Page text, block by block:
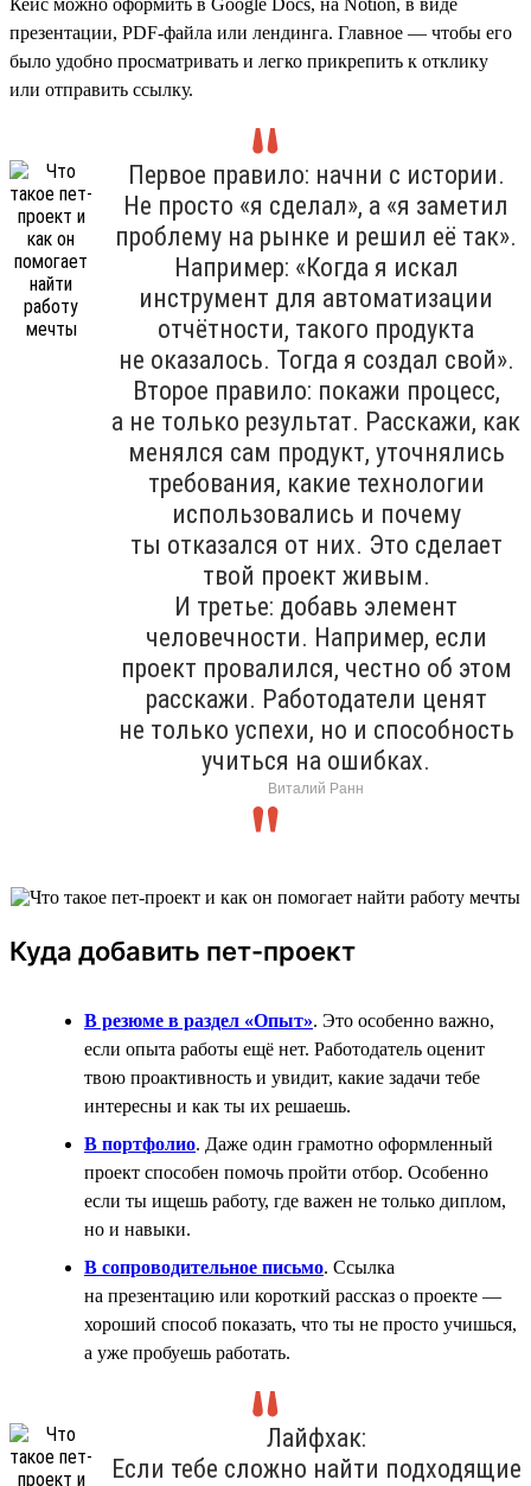
презентации, PDF-файла или лендинга. Главное — чтобы его
было удобно просматривать и легко прикрепить к отклику
или отправить ссылку.
Первое правило: начни с истории.
Не просто «я сделал», а «я заметил
проблему на рынке и решил её так».
Например: «Когда я искал
инструмент для автоматизации
отчётности, такого продукта
не оказалось. Тогда я создал свой».
Второе правило: покажи процесс,
а не только результат. Расскажи, как
менялся сам продукт, уточнялись
требования, какие технологии
использовались и почему
ты отказался от них. Это сделает
твой проект живым.
И третье: добавь элемент
человечности. Например, если
проект провалился, честно об этом
расскажи. Работодатели ценят
не только успехи, но и способность
учиться на ошибках.
Виталий Ранн
Куда добавить пет-проект
В резюме в раздел «Опыт». Это особенно важно,
если опыта работы ещё нет. Работодатель оценит
твою проактивность и увидит, какие задачи тебе
интересны и как ты их решаешь.
В портфолио. Даже один грамотно оформленный
проект способен помочь пройти отбор. Особенно
если ты ищешь работу, где важен не только диплом,
но и навыки.
В сопроводительное письмо. Ссылка
на презентацию или короткий рассказ о проекте —
хороший способ показать, что ты не просто учишься,
а уже пробуешь работать.
Лайфхак:
Если тебе сложно найти подходящие